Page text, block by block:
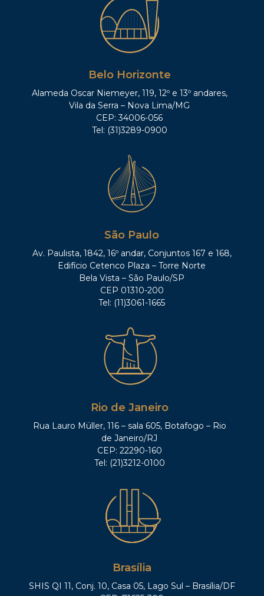
Belo Horizonte
Alameda Oscar Niemeyer, 119, 12º e 13º andares,
Vila da Serra – Nova Lima/MG
CEP: 34006-056
Tel: (31)3289-0900
São Paulo
Av. Paulista, 1842, 16º andar, Conjuntos 167 e 168,
Edifício Cetenco Plaza – Torre Norte
Bela Vista – São Paulo/SP
CEP 01310-200
Tel: (11)3061-1665
Rio de Janeiro
Rua Lauro Müller, 116 – sala 605, Botafogo – Rio
de Janeiro/RJ
CEP: 22290-160
Tel: (21)3212-0100
Brasília
SHIS QI 11, Conj. 10, Casa 05, Lago Sul – Brasília/DF